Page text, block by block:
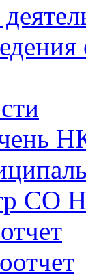
СО